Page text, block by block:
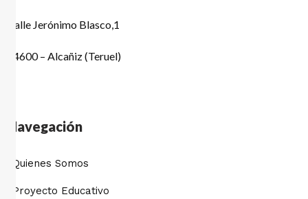
Calle Jerónimo Blasco,1
44600 – Alcañiz (Teruel)
Navegación
Quienes Somos
Proyecto Educativo